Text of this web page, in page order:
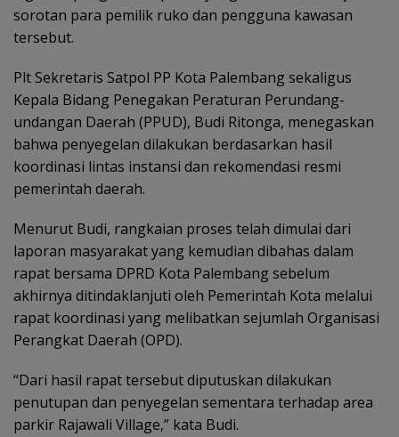
sorotan para pemilik ruko dan pengguna kawasan
tersebut.
Plt Sekretaris Satpol PP Kota Palembang sekaligus
Kepala Bidang Penegakan Peraturan Perundang-
undangan Daerah (PPUD), Budi Ritonga, menegaskan
bahwa penyegelan dilakukan berdasarkan hasil
koordinasi lintas instansi dan rekomendasi resmi
pemerintah daerah.
Menurut Budi, rangkaian proses telah dimulai dari
laporan masyarakat yang kemudian dibahas dalam
rapat bersama DPRD Kota Palembang sebelum
akhirnya ditindaklanjuti oleh Pemerintah Kota melalui
rapat koordinasi yang melibatkan sejumlah Organisasi
Perangkat Daerah (OPD).
“Dari hasil rapat tersebut diputuskan dilakukan
penutupan dan penyegelan sementara terhadap area
parkir Rajawali Village,” kata Budi.